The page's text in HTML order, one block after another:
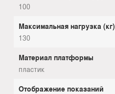
100
Максимальная нагрузка (кг)
130
Материал платформы
пластик
Отображение показаний